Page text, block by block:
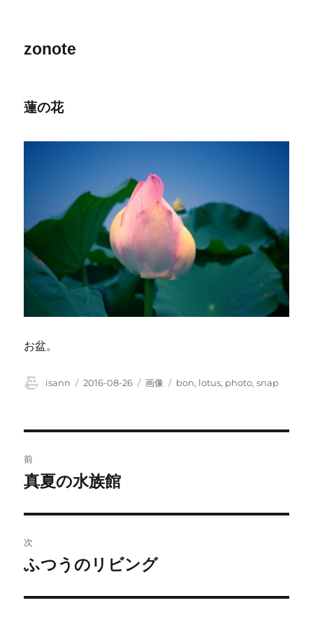
zonote
蓮の花
お盆。
投
isann
投
2016-08-26
フ
画像
タ
bon, lotus, photo,snap
稿
ビ
ゲ
ー
前
前
投
稿:
真夏の水族館
次
次
投
ふつうのリビング